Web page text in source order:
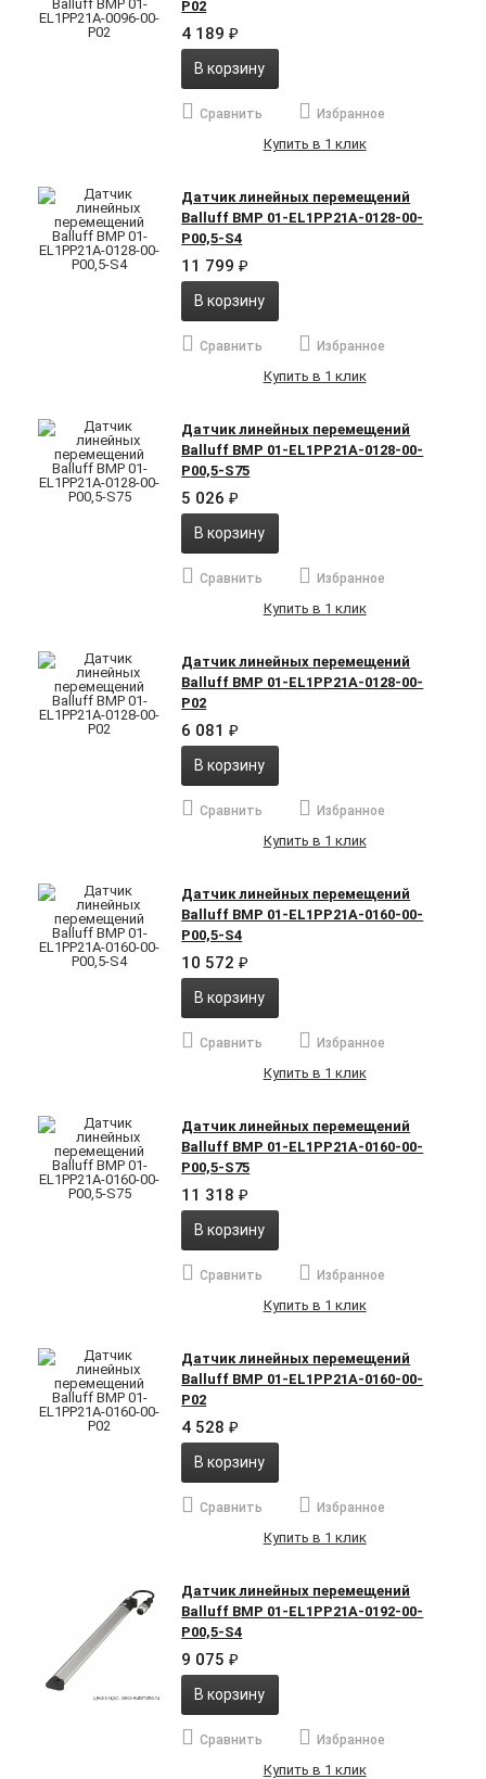
P02
4 189₽
В корзину
Сравнить Избранное
Купить в 1 клик
Датчик линейных перемещений
Balluff BMP 01-EL1PP21A-0128-00-
P00,5-S4
11 799₽
В корзину
Сравнить Избранное
Купить в 1 клик
Датчик линейных перемещений
Balluff BMP 01-EL1PP21A-0128-00-
P00,5-S75
5 026₽
В корзину
Сравнить Избранное
Купить в 1 клик
Датчик линейных перемещений
Balluff BMP 01-EL1PP21A-0128-00-
P02
6 081₽
В корзину
Сравнить Избранное
Купить в 1 клик
Датчик линейных перемещений
Balluff BMP 01-EL1PP21A-0160-00-
P00,5-S4
10 572₽
В корзину
Сравнить Избранное
Купить в 1 клик
Датчик линейных перемещений
Balluff BMP 01-EL1PP21A-0160-00-
P00,5-S75
11 318₽
В корзину
Сравнить Избранное
Купить в 1 клик
Датчик линейных перемещений
Balluff BMP 01-EL1PP21A-0160-00-
P02
4 528₽
В корзину
Сравнить Избранное
Купить в 1 клик
Датчик линейных перемещений
Balluff BMP 01-EL1PP21A-0192-00-
P00,5-S4
9 075₽
В корзину
Сравнить Избранное
Купить в 1 клик